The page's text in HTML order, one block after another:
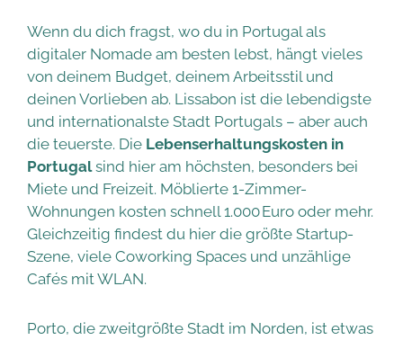
Wenn du dich fragst, wo du in Portugal als
digitaler Nomade am besten lebst, hängt vieles
von deinem Budget, deinem Arbeitsstil und
deinen Vorlieben ab. Lissabon ist die lebendigste
und internationalste Stadt Portugals – aber auch
die teuerste. Die Lebenserhaltungskosten in
Portugalsind hier am höchsten, besonders bei
Miete und Freizeit. Möblierte 1-Zimmer-
Wohnungen kosten schnell 1.000 Euro oder mehr.
Gleichzeitig findest du hier die größte Startup-
Szene, viele Coworking Spaces und unzählige
Cafés mit WLAN.
Porto, die zweitgrößte Stadt im Norden, ist etwas